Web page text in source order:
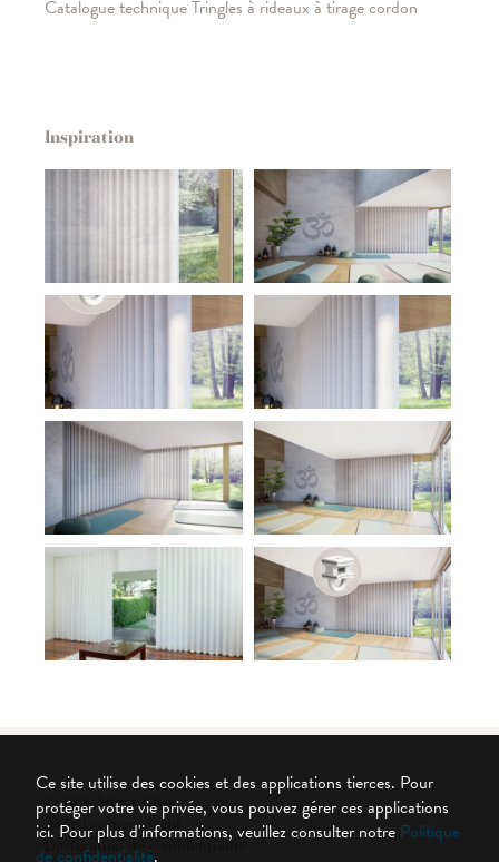
Catalogue technique Tringles à rideaux à tirage cordon
Inspiration
© 2026 Silent Gliss
Avertissement légal
Déclaration de confidentialité
Ce site utilise des cookies et des applications tierces. Pour
protéger votre vie privée, vous pouvez gérer ces applications
ici. Pour plus d'informations, veuillez consulter notre Politique
de confidentialité.